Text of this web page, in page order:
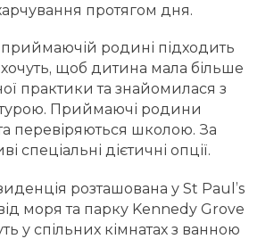
протягом дня.
родині підходить
щоб дитина мала більше
практики та знайомилася з
Приймаючі родини
перевіряються школою. За
спеціальні дієтичні опції.
розташована у St Paul’s
моря та парку Kennedy Grove
у спільних кімнатах з ванною